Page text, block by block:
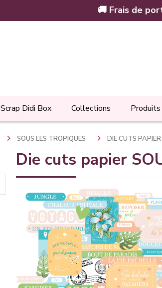
🚚 Frais de
Scrap Didi Box Collections Produits
SOUS LES TROPIQUES DIE CUTS
Die cuts papier